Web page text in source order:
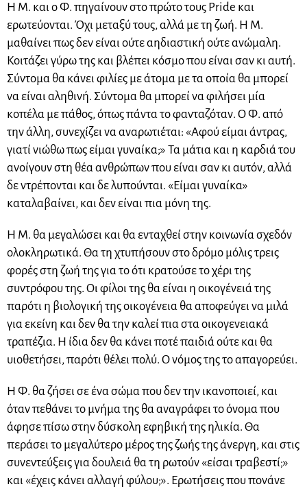
Η Μ. και ο Φ. πηγαίνουν στο πρώτο τους Pride και
ερωτεύονται. Όχι μεταξύ τους, αλλά με τη ζωή. Η Μ.
μαθαίνει πως δεν είναι ούτε αηδιαστική ούτε ανώμαλη.
Κοιτάζει γύρω της και βλέπει κόσμο που είναι σαν κι αυτή.
Σύντομα θα κάνει φιλίες με άτομα με τα οποία θα μπορεί
να είναι αληθινή. Σύντομα θα μπορεί να φιλήσει μία
κοπέλα με πάθος, όπως πάντα το φανταζόταν. Ο Φ. από
την άλλη, συνεχίζει να αναρωτιέται: «Αφού είμαι άντρας,
γιατί νιώθω πως είμαι γυναίκα;» Τα μάτια και η καρδιά του
ανοίγουν στη θέα ανθρώπων που είναι σαν κι αυτόν, αλλά
δε ντρέπονται και δε λυπούνται. «Είμαι γυναίκα»
καταλαβαίνει, και δεν είναι πια μόνη της.
Η Μ. θα μεγαλώσει και θα ενταχθεί στην κοινωνία σχεδόν
ολοκληρωτικά. Θα τη χτυπήσουν στο δρόμο μόλις τρεις
φορές στη ζωή της για το ότι κρατούσε το χέρι της
συντρόφου της. Οι φίλοι της θα είναι η οικογένειά της
παρότι η βιολογική της οικογένεια θα αποφεύγει να μιλά
για εκείνη και δεν θα την καλεί πια στα οικογενειακά
τραπέζια. Η ίδια δεν θα κάνει ποτέ παιδιά ούτε και θα
υιοθετήσει, παρότι θέλει πολύ. Ο νόμος της το απαγορεύει.
Η Φ. θα ζήσει σε ένα σώμα που δεν την ικανοποιεί, και
όταν πεθάνει το μνήμα της θα αναγράφει το όνομα που
άφησε πίσω στην δύσκολη εφηβική της ηλικία. Θα
περάσει το μεγαλύτερο μέρος της ζωής της άνεργη, και στις
συνεντεύξεις για δουλειά θα τη ρωτούν «είσαι τραβεστί;»
και «έχεις κάνει αλλαγή φύλου;». Ερωτήσεις που πονάνε